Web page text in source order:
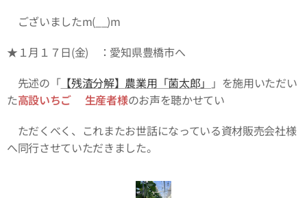
ございましたm(__)m
★１月１７日(金) ：愛知県豊橋市へ
先述の「【残渣分解】農業用「菌太郎」 」を施用いただい
た高設いちご🍓生産者様のお声を聴かせてい
ただくべく、これまたお世話になっている資材販売会社様
へ同行させていただきました。